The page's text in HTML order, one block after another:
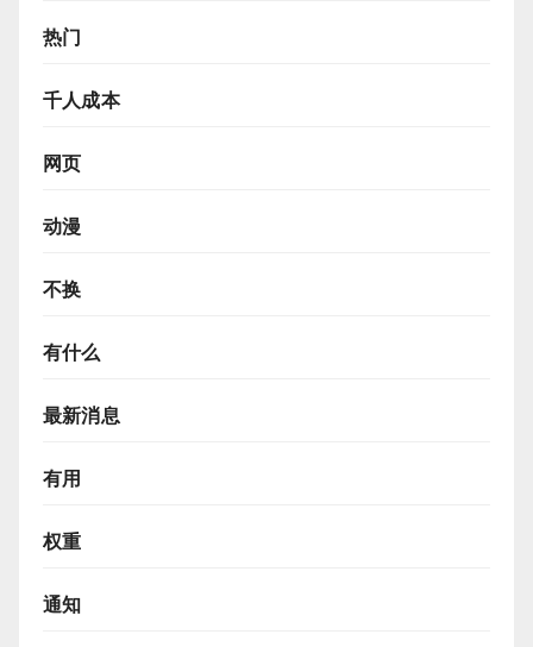
热门
千人成本
网页
动漫
不换
有什么
最新消息
有用
权重
通知